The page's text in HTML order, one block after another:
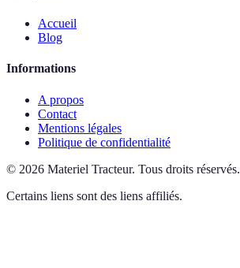
Accueil
Blog
Informations
A propos
Contact
Mentions légales
Politique de confidentialité
© 2026 Materiel Tracteur. Tous droits réservés.
Certains liens sont des liens affiliés.